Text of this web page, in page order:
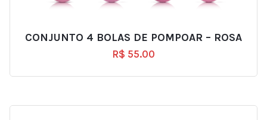
CONJUNTO 4 BOLAS DE POMPOAR – ROSA
R$ 55.00